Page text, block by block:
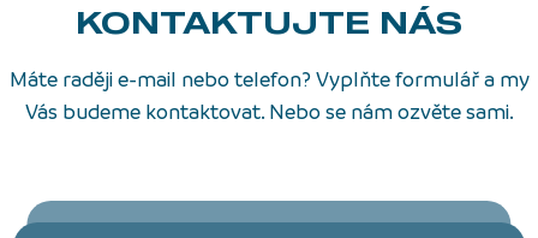
KONTAKTUJTE NÁS
Máte raději e-mail nebo telefon? Vyplňte formulář a my
Vás budeme kontaktovat. Nebo se nám ozvěte sami.